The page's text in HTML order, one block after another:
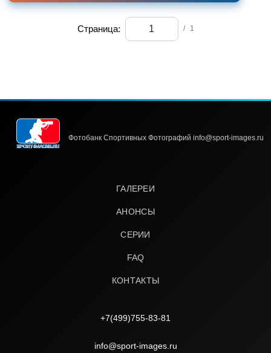
Страница: / 1
Фотобанк Спортивных Фотографий info@sport-images.ru
ГАЛЕРЕИ
АНОНСЫ
СЕРИИ
FAQ
КОНТАКТЫ
+7(499)755-83-81
info@sport-images.ru